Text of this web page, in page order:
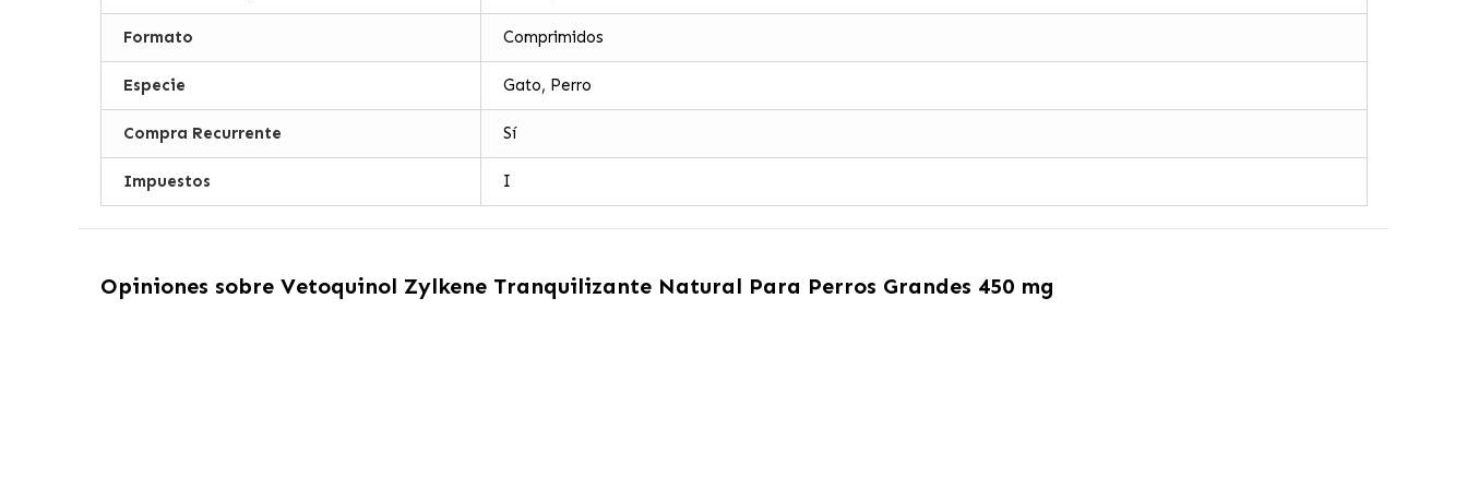
Formato Comprimidos
Especie Gato, Perro
Compra Recurrente Sí
Impuestos I
Opiniones sobre Vetoquinol Zylkene Tranquilizante Natural Para Perros Grandes 450 mg